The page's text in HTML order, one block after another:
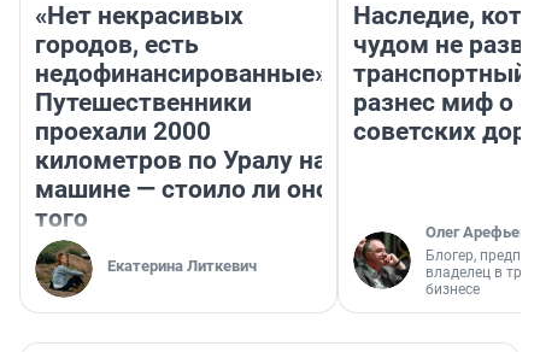
«Нет некрасивых
городов, есть
недофинансированные».
Путешественники
проехали 2000
километров по Уралу на
машине — стоило ли оно
того
Екатерина Литкевич
Наследие,
чудом не
транспортный
разнес миф о
советских
Олег Арефьев
Блогер,
владелец в
бизнесе